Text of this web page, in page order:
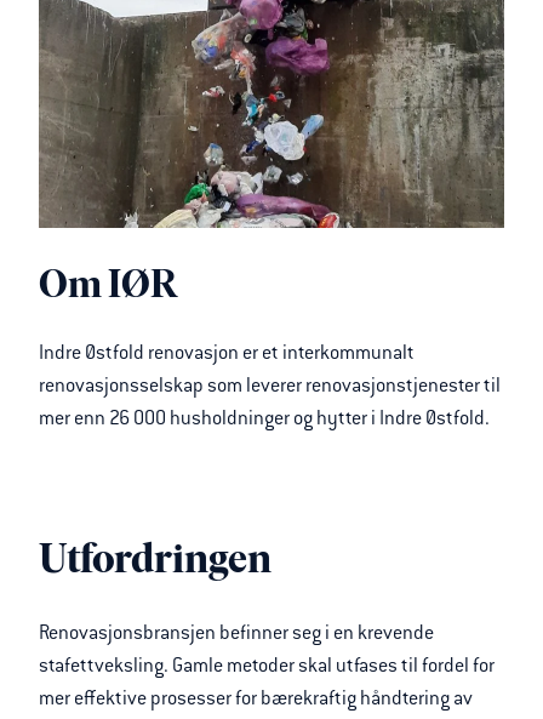
Om IØR
Indre Østfold renovasjon er et interkommunalt
renovasjonsselskap som leverer renovasjonstjenester til
mer enn 26 000 husholdninger og hytter i Indre Østfold.
Utfordringen
Renovasjonsbransjen befinner seg i en krevende
stafettveksling. Gamle metoder skal utfases til fordel for
mer effektive prosesser for bærekraftig håndtering av